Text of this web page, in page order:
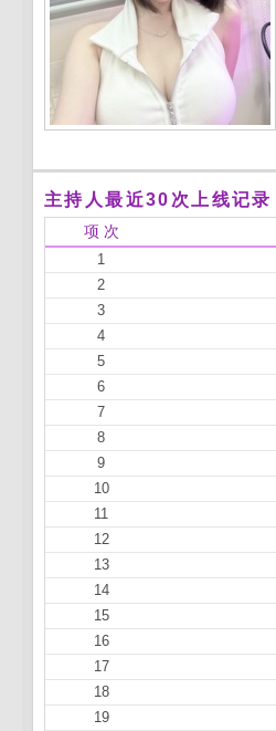
主持人最近30次上线记录
项 次
1
2
3
4
5
6
7
8
9
10
11
12
13
14
15
16
17
18
19